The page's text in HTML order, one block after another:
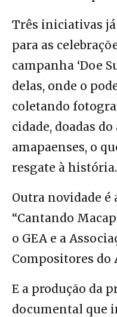
Três iniciativas
para as
campanha ‘Doe
delas, onde o
coletando
cidade, doadas
amapaenses, o
resgate à história.
Outra novidade é
“Cantando
o GEA e a
Compositores do
E a produção da
documental que